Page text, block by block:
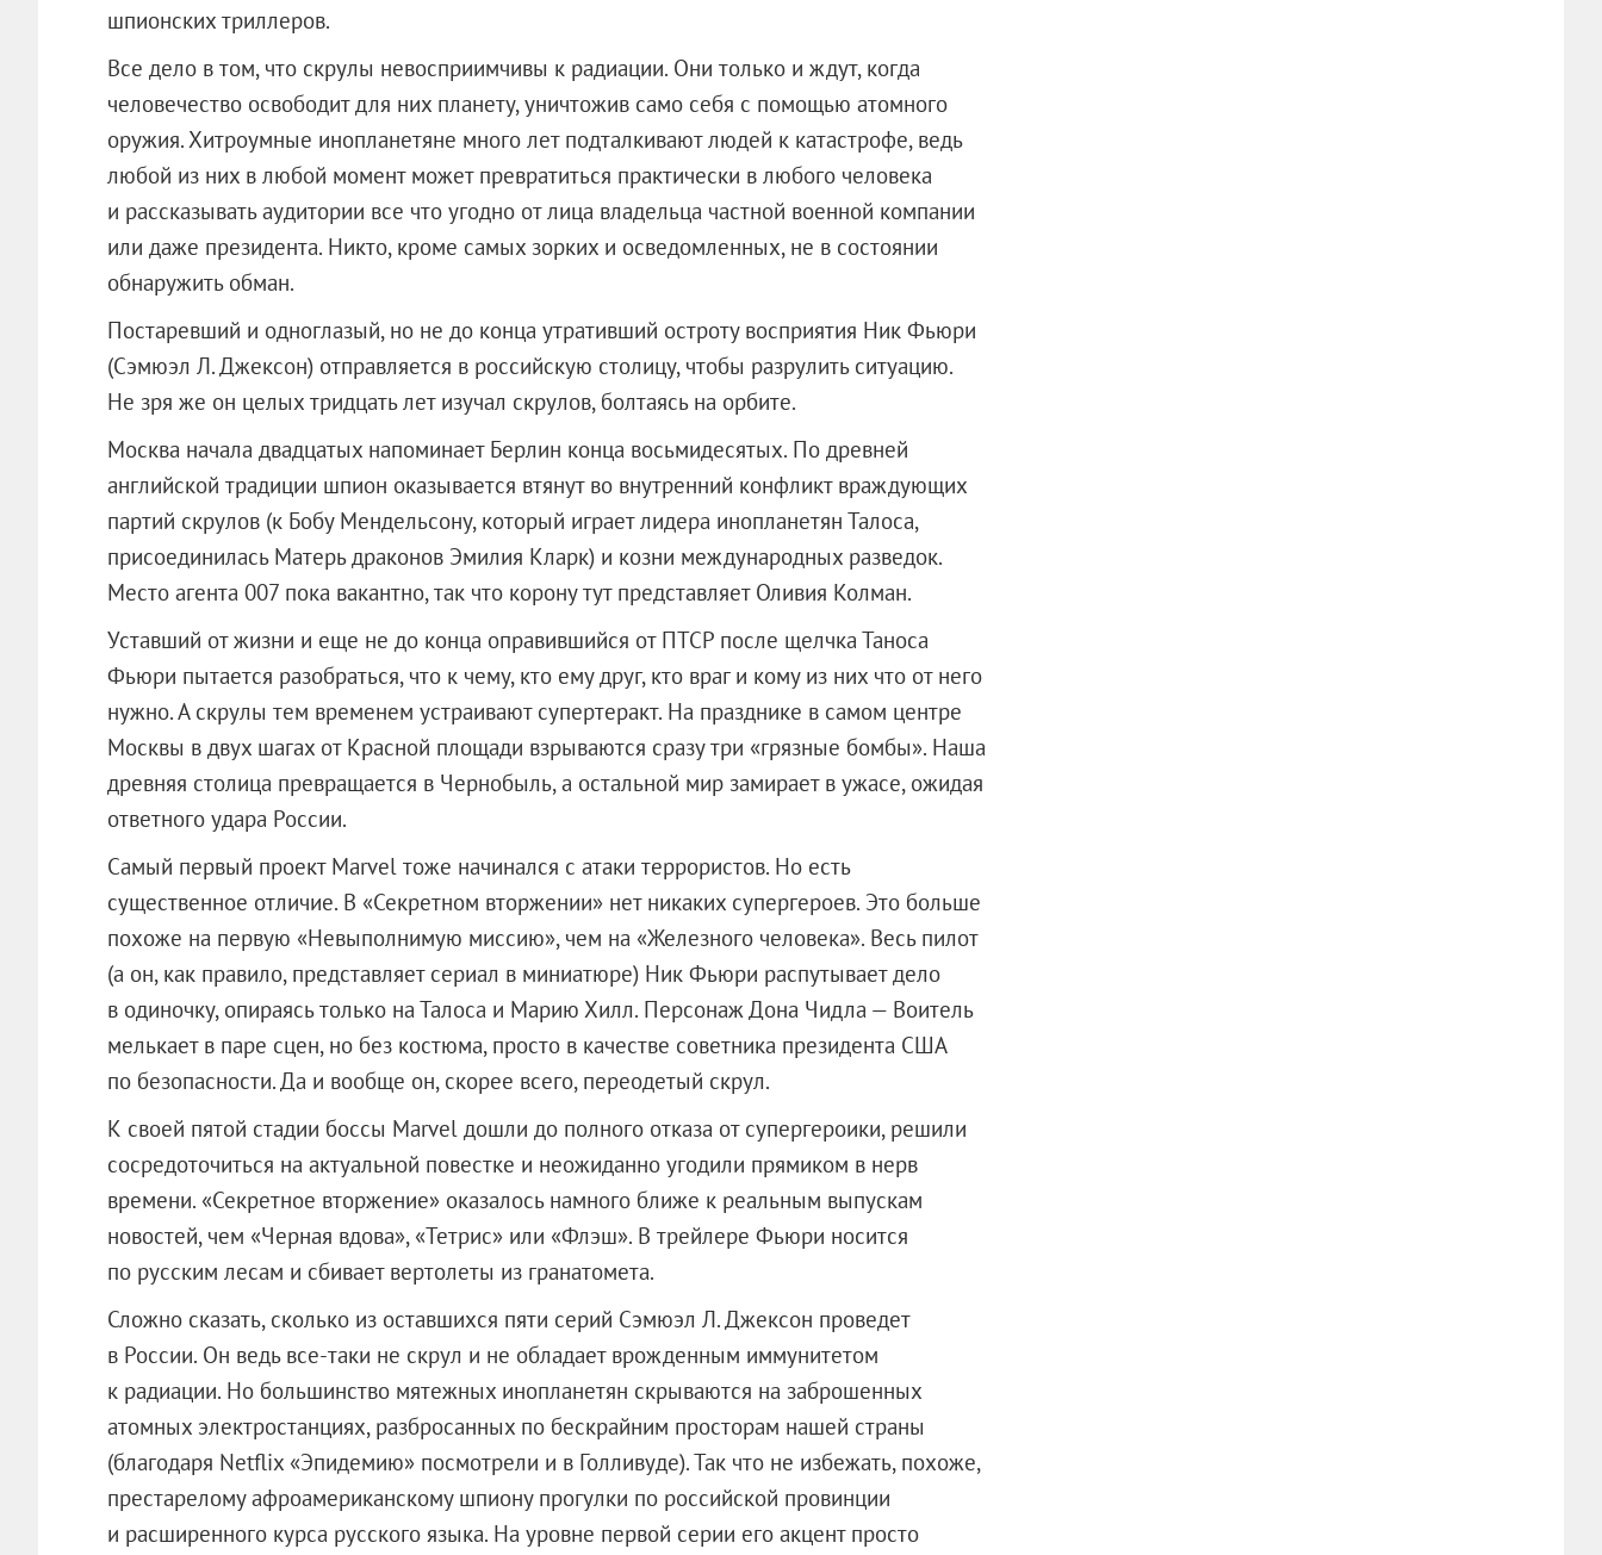
шпионских триллеров.
Все дело в том, что скрулы невосприимчивы к радиации. Они только и ждут, когда
человечество освободит для них планету, уничтожив само себя с помощью атомного
оружия. Хитроумные инопланетяне много лет подталкивают людей к катастрофе, ведь
любой из них в любой момент может превратиться практически в любого человека
и рассказывать аудитории все что угодно от лица владельца частной военной компании
или даже президента. Никто, кроме самых зорких и осведомленных, не в состоянии
обнаружить обман.
Постаревший и одноглазый, но не до конца утративший остроту восприятия Ник Фьюри
(Сэмюэл Л. Джексон) отправляется в российскую столицу, чтобы разрулить ситуацию.
Не зря же он целых тридцать лет изучал скрулов, болтаясь на орбите.
Москва начала двадцатых напоминает Берлин конца восьмидесятых. По древней
английской традиции шпион оказывается втянут во внутренний конфликт враждующих
партий скрулов (к Бобу Мендельсону, который играет лидера инопланетян Талоса,
присоединилась Матерь драконов Эмилия Кларк) и козни международных разведок.
Место агента 007 пока вакантно, так что корону тут представляет Оливия Колман.
Уставший от жизни и еще не до конца оправившийся от ПТСР после щелчка Таноса
Фьюри пытается разобраться, что к чему, кто ему друг, кто враг и кому из них что от него
нужно. А скрулы тем временем устраивают супертеракт. На празднике в самом центре
Москвы в двух шагах от Красной площади взрываются сразу три «грязные бомбы». Наша
древняя столица превращается в Чернобыль, а остальной мир замирает в ужасе, ожидая
ответного удара России.
Самый первый проект Marvel тоже начинался с атаки террористов. Но есть
существенное отличие. В «Секретном вторжении» нет никаких супергероев. Это больше
похоже на первую «Невыполнимую миссию», чем на «Железного человека». Весь пилот
(а он, как правило, представляет сериал в миниатюре) Ник Фьюри распутывает дело
в одиночку, опираясь только на Талоса и Марию Хилл. Персонаж Дона Чидла — Воитель
мелькает в паре сцен, но без костюма, просто в качестве советника президента США
по безопасности. Да и вообще он, скорее всего, переодетый скрул.
К своей пятой стадии боссы Marvel дошли до полного отказа от супергероики, решили
сосредоточиться на актуальной повестке и неожиданно угодили прямиком в нерв
времени. «Секретное вторжение» оказалось намного ближе к реальным выпускам
новостей, чем «Черная вдова», «Тетрис» или «Флэш». В трейлере Фьюри носится
по русским лесам и сбивает вертолеты из гранатомета.
Сложно сказать, сколько из оставшихся пяти серий Сэмюэл Л. Джексон проведет
в России. Он ведь все-таки не скрул и не обладает врожденным иммунитетом
к радиации. Но большинство мятежных инопланетян скрываются на заброшенных
атомных электростанциях, разбросанных по бескрайним просторам нашей страны
(благодаря Netflix «Эпидемию» посмотрели и в Голливуде). Так что не избежать, похоже,
престарелому афроамериканскому шпиону прогулки по российской провинции
и расширенного курса русского языка. На уровне первой серии его акцент просто